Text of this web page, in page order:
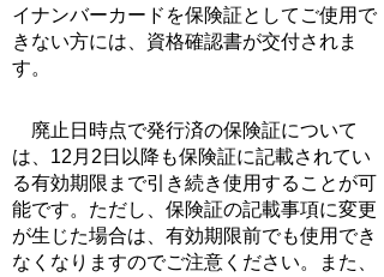
イナンバーカードを保険証としてご使用で
きない方には、資格確認書が交付されま
す。
廃止日時点で発行済の保険証について
は、12月2日以降も保険証に記載されてい
る有効期限まで引き続き使用することが可
能です。ただし、保険証の記載事項に変更
が生じた場合は、有効期限前でも使用でき
なくなりますのでご注意ください。また、